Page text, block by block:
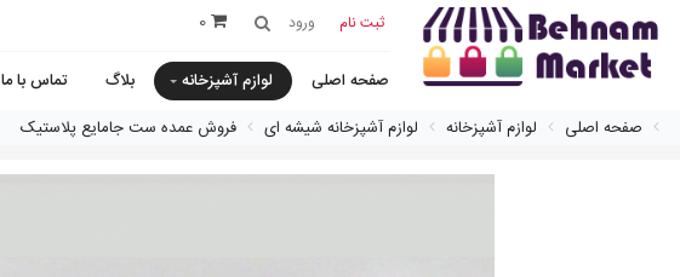
ثبت نام ورود 0
صفحه اصلی لوازم آشپزخانه بلاگ تماس با ما
صفحه اصلی
لوازم آشپزخانه لوازم آشپزخانه شیشه ای فروش عمده ست جامایع پلاستیک